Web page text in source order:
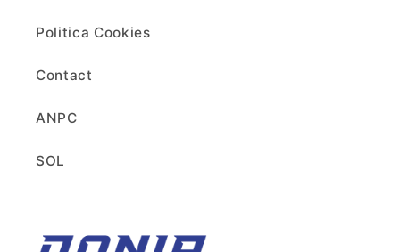
Politica Cookies
Contact
ANPC
SOL